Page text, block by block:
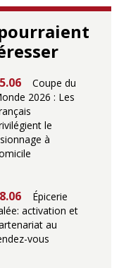
Coupe du
2026 : Les
le
à
Épicerie
activation et
au
vous